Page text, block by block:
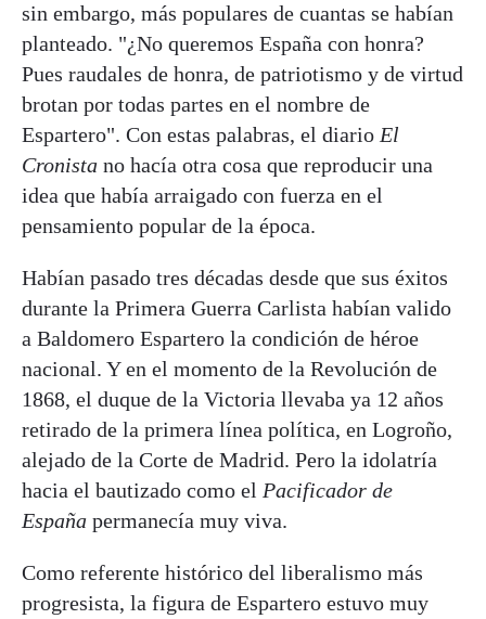
sin embargo, más populares de cuantas se habían
planteado. "¿No queremos España con honra?
Pues raudales de honra, de patriotismo y de virtud
brotan por todas partes en el nombre de
Espartero". Con estas palabras, el diario El
Cronista no hacía otra cosa que reproducir una
idea que había arraigado con fuerza en el
pensamiento popular de la época.
Habían pasado tres décadas desde que sus éxitos
durante la Primera Guerra Carlista habían valido
a Baldomero Espartero la condición de héroe
nacional. Y en el momento de la Revolución de
1868, el duque de la Victoria llevaba ya 12 años
retirado de la primera línea política, en Logroño,
alejado de la Corte de Madrid. Pero la idolatría
hacia el bautizado como el Pacificador de
España permanecía muy viva.
Como referente histórico del liberalismo más
progresista, la figura de Espartero estuvo muy